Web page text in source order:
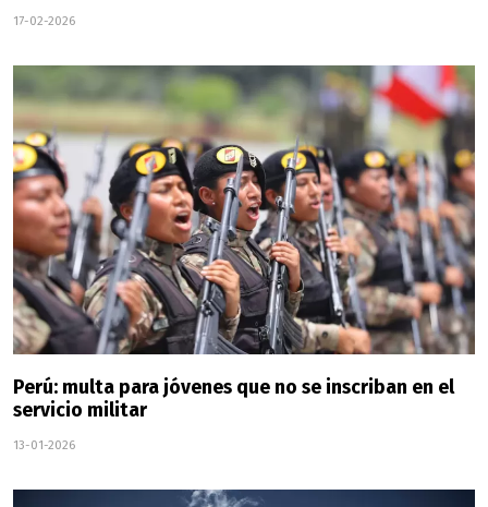
17-02-2026
Perú: multa para jóvenes que no se inscriban en el
servicio militar
13-01-2026